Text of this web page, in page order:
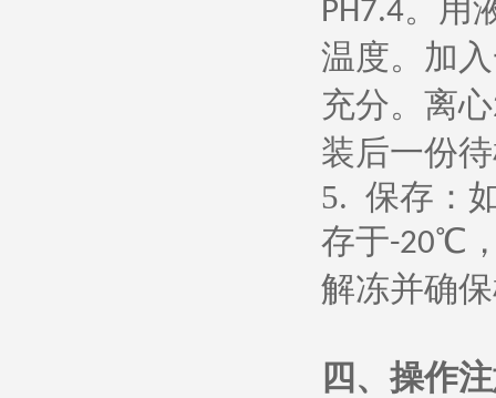
PH7.4。用
温度。加
充分。离心
装后一份
5. 保存：
存于-20℃
解冻并确
四、操作